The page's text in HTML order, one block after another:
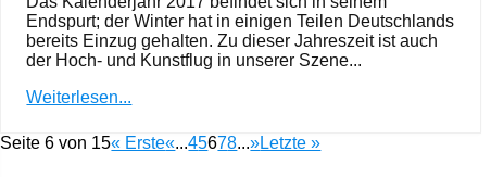
Endspurt; der Winter hat in einigen Teilen Deutschlands
bereits Einzug gehalten. Zu dieser Jahreszeit ist auch
der Hoch- und Kunstflug in unserer Szene...
Weiterlesen...
Seite 6 von 15« Erste«...45678...»Letzte »